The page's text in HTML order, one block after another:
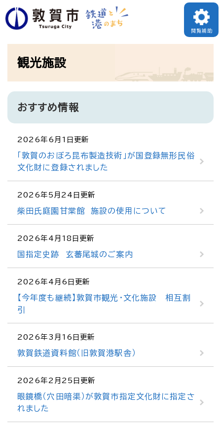
ペ
ー
頭
す
閲覧補助
観光施設
おすすめ情報
2026年6月1日更新
「敦賀のおぼろ昆布製造技術」が国登録無形民俗
文化財に登録されました
2026年5月24日更新
柴田氏庭園甘棠館 施設の使用について
2026年4月18日更新
国指定史跡 玄蕃尾城のご案内
2026年4月6日更新
【今年度も継続】敦賀市観光・文化施設 相互割
引
2026年3月16日更新
敦賀鉄道資料館（旧敦賀港駅舎）
2026年2月25日更新
眼鏡橋（穴田暗渠）が敦賀市指定文化財に指定さ
れました